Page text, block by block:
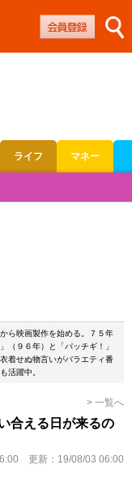
ライフ マネー
ら映画製作を始める。７５年
（９６年）と「パッチギ！」
着せぬ物言いがバラエティ番
活躍中。
> 一覧へ
合える日が来るの
更新： 19/08/03 06:00